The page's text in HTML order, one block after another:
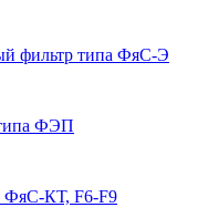
фильтр типа ФяС-Э
ФЭП
ФяС-КТ, F6-F9